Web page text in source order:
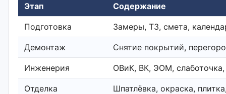
Этап Содержание
Подготовка Замеры, ТЗ, смета,
Демонтаж Снятие покрытий,
Инженерия ОВиК, ВК, ЭОМ,
Отделка Шпатлёвка, окраска,